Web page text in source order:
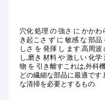
プロダクト
VRショー
私たちに関しては
穴化 処理 の 強さ に かかわ
き起こさ ず に 敏感 な 部
しさ を 発揮 し ます.高周
し,磨き 材料 や 激しい 化
物 を 引き離すこれは,外科
どの繊細な部品に最適です
な清掃を必要とするもの.
広東シロナガスクジラ超音波
おいて20年の経験を持つ専門
拠点を置き、当社はあらゆる
え、独自の業界要件に合わせ
ステムの設計と製造を専門と
お客様の信頼と長期的なサポ
なる機器を提供するだけでな
全な洗浄ソリューションを提